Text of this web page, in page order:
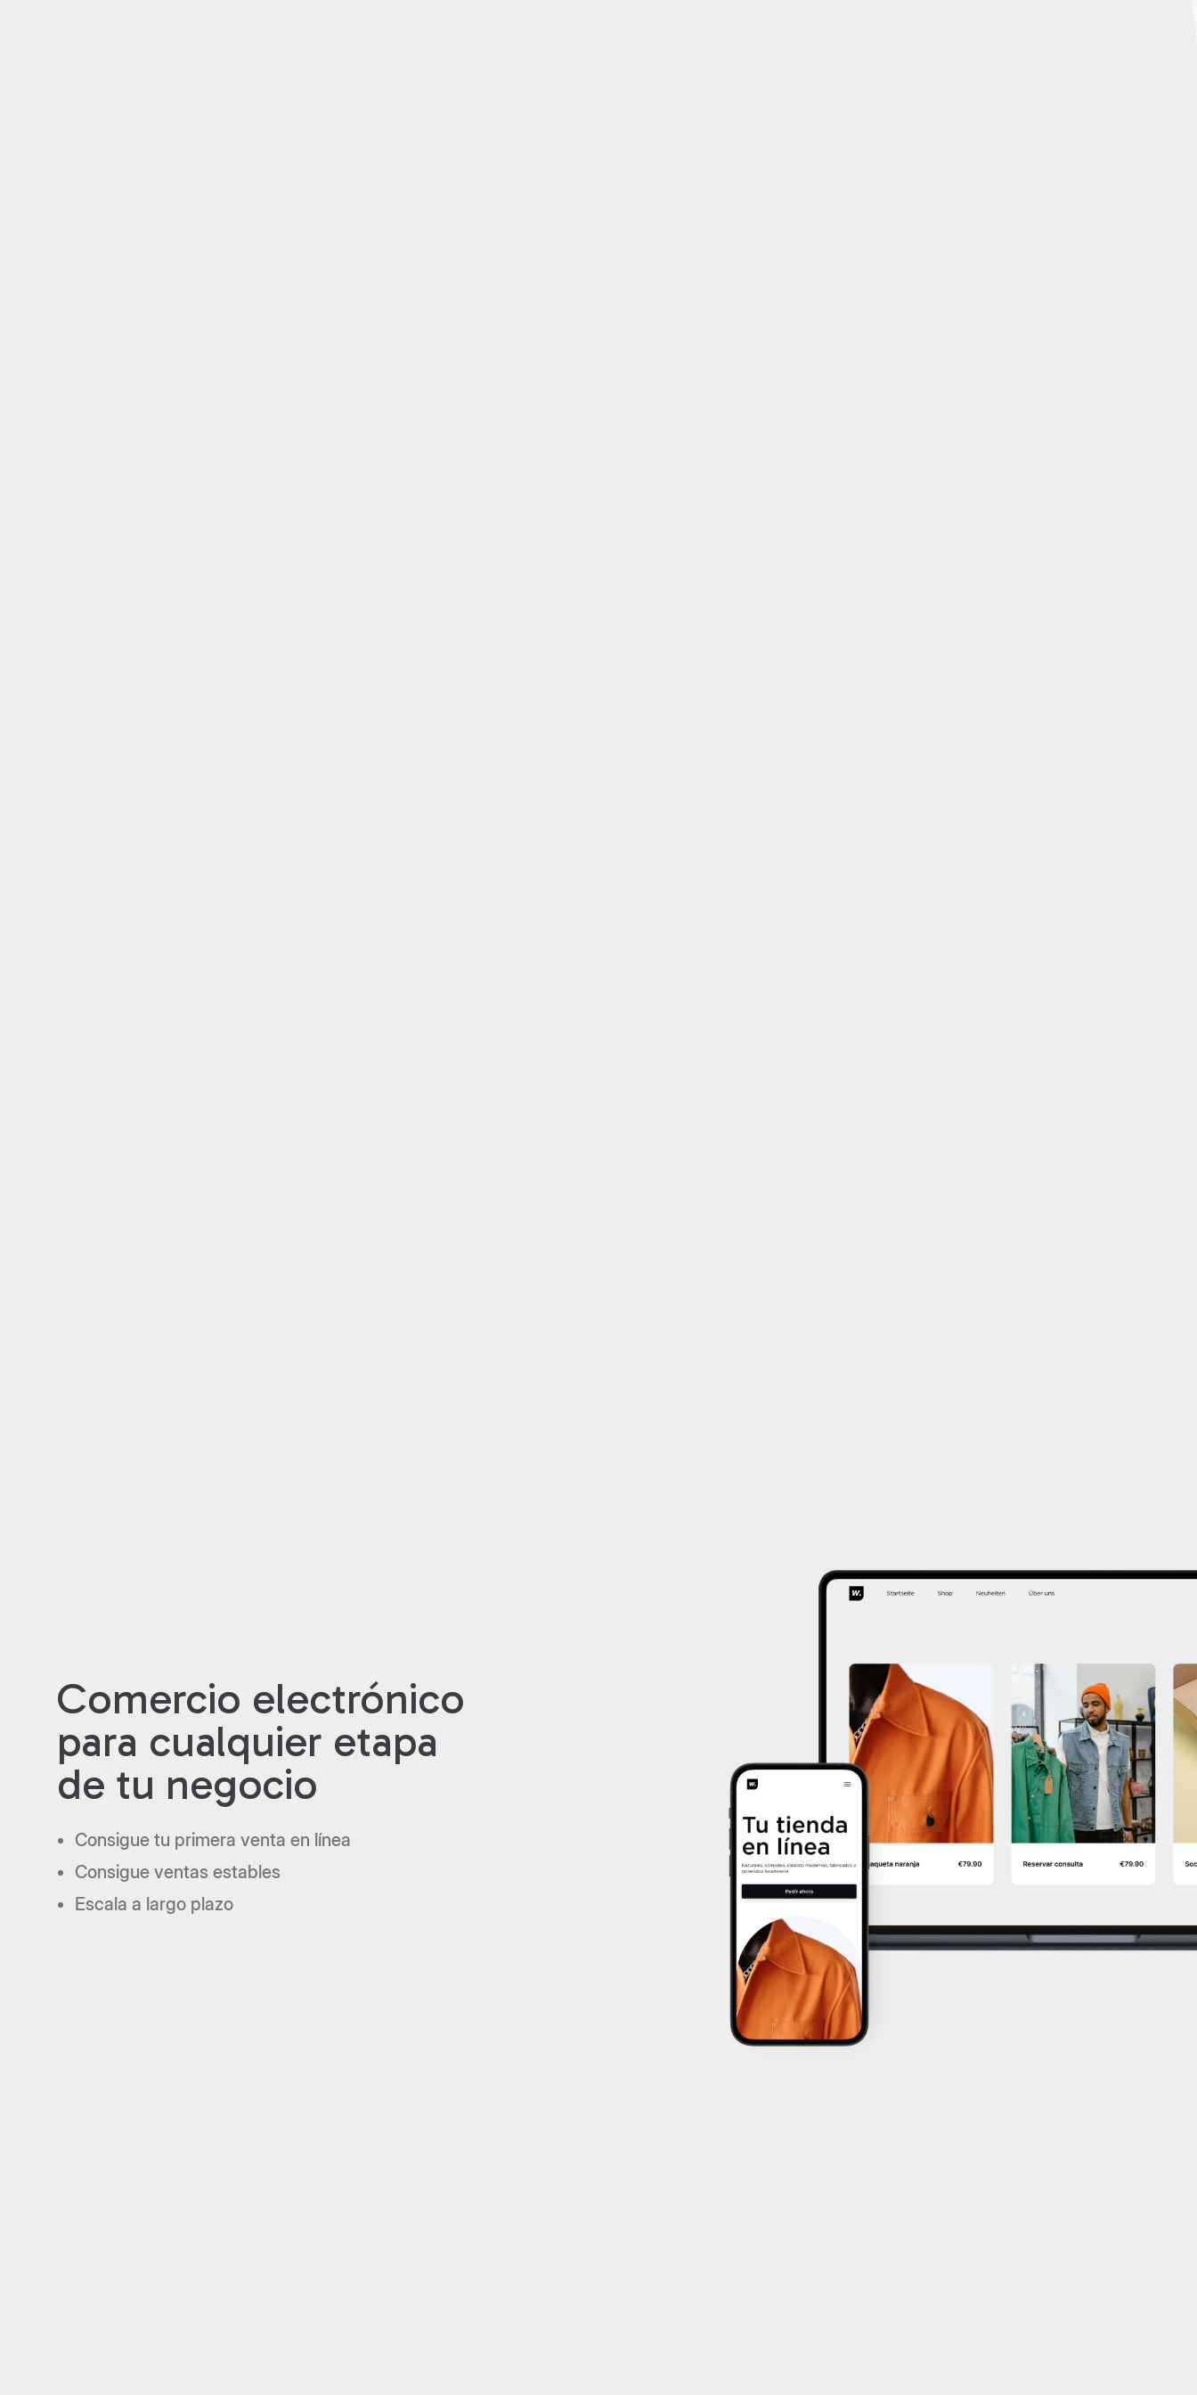
Comercio electrónico
para cualquier etapa
de tu negocio
Consigue tu primera venta en línea
Consigue ventas estables
Escala a largo plazo